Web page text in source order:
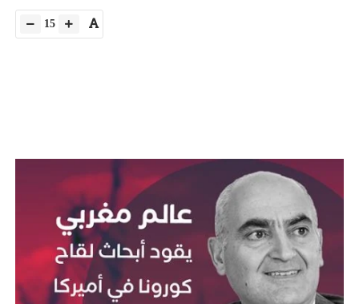
أسرة
مجتمع بوست
مصيدة الشاشات.. لما التكنولوجيا تسحب
أسرة
مجتمع بوست
مصيدة
15